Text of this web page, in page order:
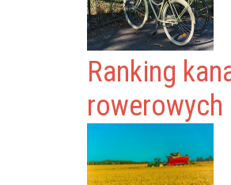
Ranking
rowerowych